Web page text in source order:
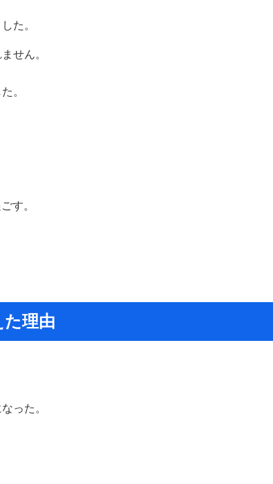
た。
せん。
。
す。
理由
った。